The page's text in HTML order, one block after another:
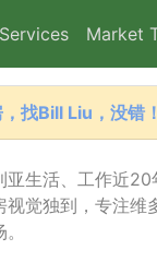
Market
找Bill Liu，没错！
亚生活、工作近20
视觉独到，专注维